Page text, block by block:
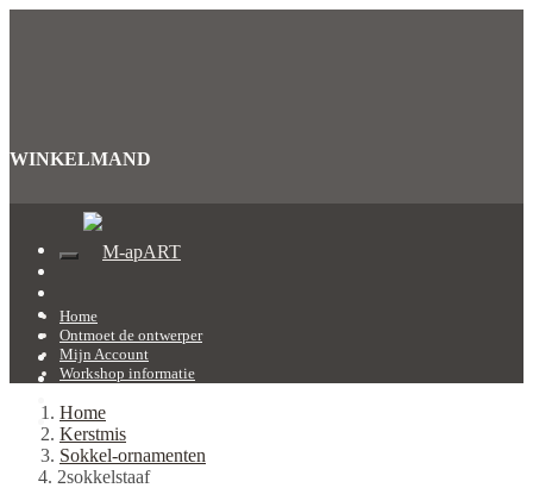
WINKELMAND
Home
Ontmoet de ontwerper
Mijn Account
Workshop informatie
Home
Kerstmis
Sokkel-ornamenten
2sokkelstaaf